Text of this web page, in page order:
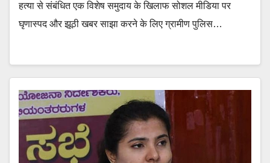
हत्या से संबंधित एक विशेष समुदाय के खिलाफ सोशल मीडिया पर
घृणास्पद और झूठी खबर साझा करने के लिए ग्रामीण पुलिस…